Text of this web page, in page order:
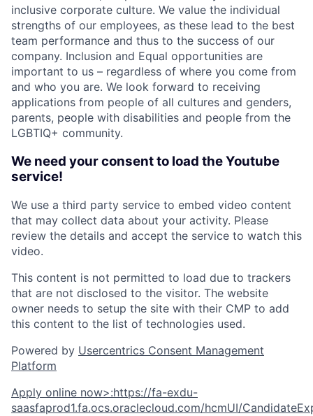
inclusive corporate culture. We value the individual
strengths of our employees, as these lead to the best
team performance and thus to the success of our
company. Inclusion and Equal opportunities are
important to us – regardless of where you come from
and who you are. We look forward to receiving
applications from people of all cultures and genders,
parents, people with disabilities and people from the
LGBTIQ+ community.
We need your consent to load the Youtube
service!
We use a third party service to embed video content
that may collect data about your activity. Please
review the details and accept the service to watch this
video.
This content is not permitted to load due to trackers
that are not disclosed to the visitor. The website
owner needs to setup the site with their CMP to add
this content to the list of technologies used.
Powered by Usercentrics Consent Management
Platform
Apply online now>:https://fa-exdu-
saasfaprod1.fa.ocs.oraclecloud.com/hcmUI/